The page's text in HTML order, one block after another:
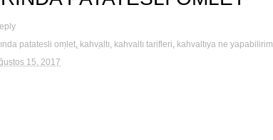
patatesli omlet, kahvaltı, kahvaltı tarifleri, kahvaltıya ne yapabilirim
15, 2017